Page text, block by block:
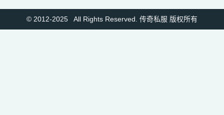
© 2012-2025 All Rights Reserved. 传奇私服 版权所有